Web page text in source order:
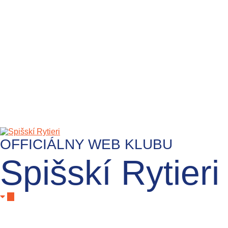
OFFICIÁLNY WEB KLUBU
Spišskí Rytieri